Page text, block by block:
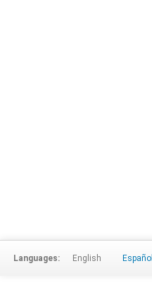
Languages: English Español